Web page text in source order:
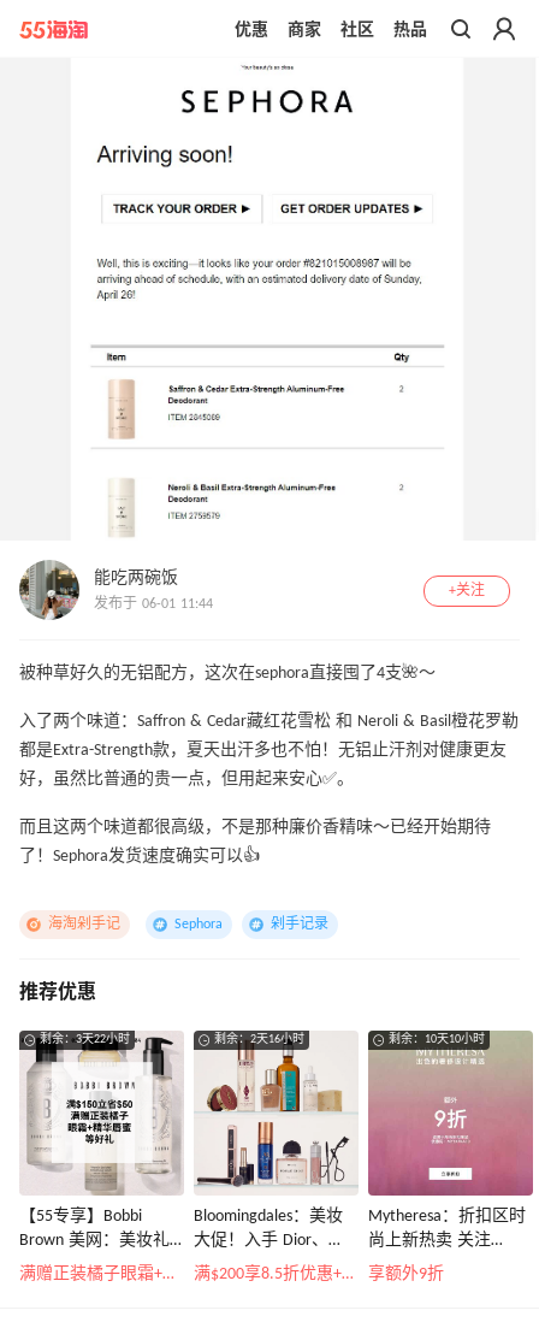
带你去官网买正品
优惠 商家 社区 热品
能吃两碗饭
发布于 06-01 11:44
+关注
被种草好久的无铝配方，这次在sephora直接囤了4支🌺～
入了两个味道：Saffron & Cedar藏红花雪松 和 Neroli & Basil橙花罗勒
都是Extra-Strength款，夏天出汗多也不怕！无铝止汗剂对健康更友
好，虽然比普通的贵一点，但用起来安心✅️。
而且这两个味道都很高级，不是那种廉价香精味～已经开始期待
了！Sephora发货速度确实可以👍
海淘剁手记 Sephora 剁手记录
推荐优惠
剩余：3天22小时
【55专享】Bobbi
Brown 美网：美妆礼
遇！满$150立省$50
满赠正装橘子眼霜+精华唇蜜等好礼
剩余：2天16小时
Bloomingdales：美妆
大促！入手 Dior、
Prada、TF 等
满$200享8.5折优惠+部分送好礼
剩余：10天10小时
Mytheresa：折扣区时
尚上新热卖 关注
TOTEME、
享额外9折